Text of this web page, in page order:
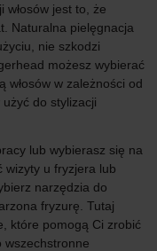
włosów jest to, że
Naturalna pielęgnacja
nie szkodzi
możesz wybierać
włosów w zależności od
do stylizacji
lub wybierasz się na
wizyty u fryzjera lub
narzędzia do
fryzurę. Tutaj
które pomogą Ci zrobić
wszechstronne